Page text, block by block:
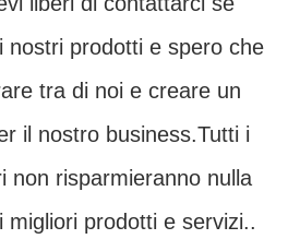
nostri prodotti e spero che
tra di noi e creare un
il nostro business.Tutti i
non risparmieranno nulla
migliori prodotti e servizi..